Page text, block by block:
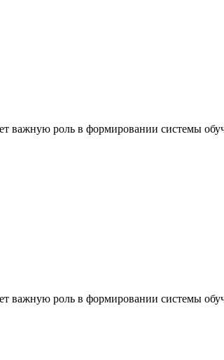
важную роль в формировании системы
важную роль в формировании системы